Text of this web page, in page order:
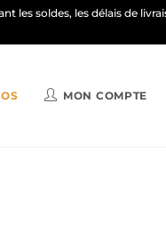
les soldes, les délais de
MON COMPTE